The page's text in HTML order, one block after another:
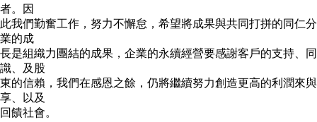
者。因
此我們勤奮工作，努力不懈怠，希望將成果與共同打拼的同仁
業的成
長是組織力團結的成果，企業的永續經營要感謝客戶的支持、
識、及股
東的信賴，我們在感恩之餘，仍將繼續努力創造更高的利潤來
享、以及
回饋社會。